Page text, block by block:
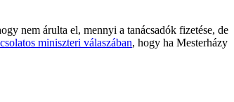
nem árulta el, mennyi a tanácsadók fizetése, de
miniszteri válaszában, hogy ha Mesterházy